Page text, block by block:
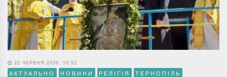
22 ЧЕРВНЯ 2026, 10:52
АКТУАЛЬНО НОВИНИ РЕЛІГІЯ ТЕРНОПІЛЬ